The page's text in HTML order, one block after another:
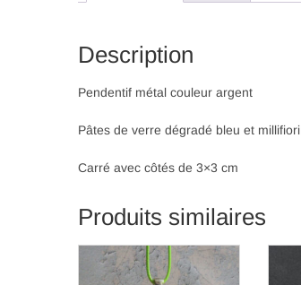
Description
Pendentif métal couleur argent
Pâtes de verre dégradé bleu et millifiori
Carré avec côtés de 3×3 cm
Produits similaires